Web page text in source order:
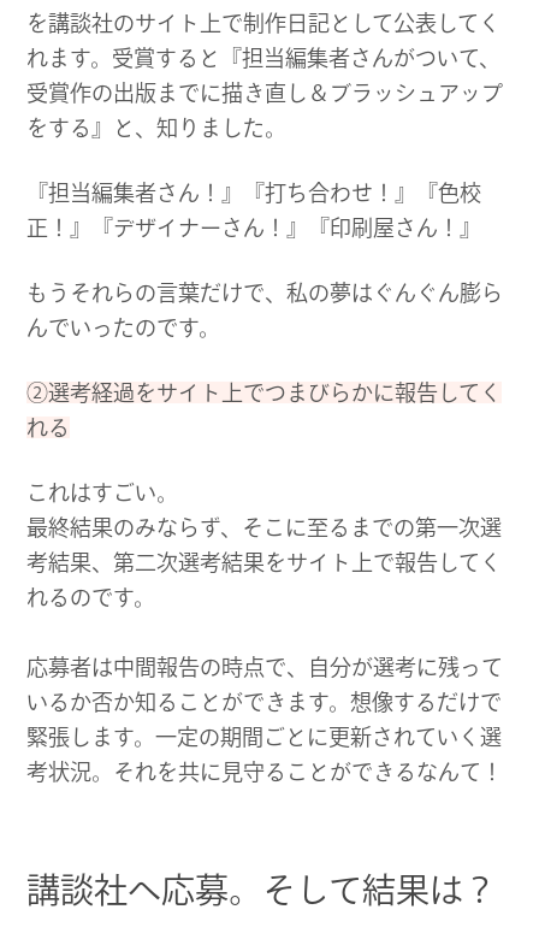
を講談社のサイト上で制作日記として公表してく
れます。受賞すると『担当編集者さんがついて、
受賞作の出版までに描き直し＆ブラッシュアップ
をする』と、知りました。
『担当編集者さん！』『打ち合わせ！』『色校
正！』『デザイナーさん！』『印刷屋さん！』
もうそれらの言葉だけで、私の夢はぐんぐん膨ら
んでいったのです。
②選考経過をサイト上でつまびらかに報告してく
れる
これはすごい。
最終結果のみならず、そこに至るまでの第一次選
考結果、第二次選考結果をサイト上で報告してく
れるのです。
応募者は中間報告の時点で、自分が選考に残って
いるか否か知ることができます。想像するだけで
緊張します。一定の期間ごとに更新されていく選
考状況。それを共に見守ることができるなんて！
講談社へ応募。そして結果は？